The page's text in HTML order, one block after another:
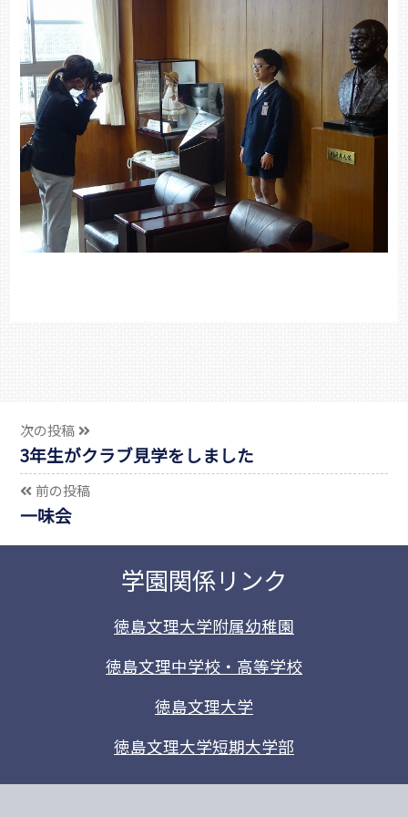
次の投稿
3年生がクラブ見学をしました
前の投稿
一味会
学園関係リンク
徳島文理大学附属幼稚園
徳島文理中学校・高等学校
徳島文理大学
徳島文理大学短期大学部